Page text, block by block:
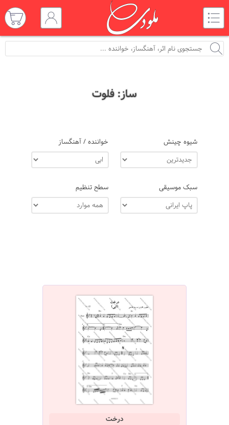
ساز: فلوت
شیوه چینش خواننده / آهنگساز
سبک موسیقی سطح تنظیم
درخت